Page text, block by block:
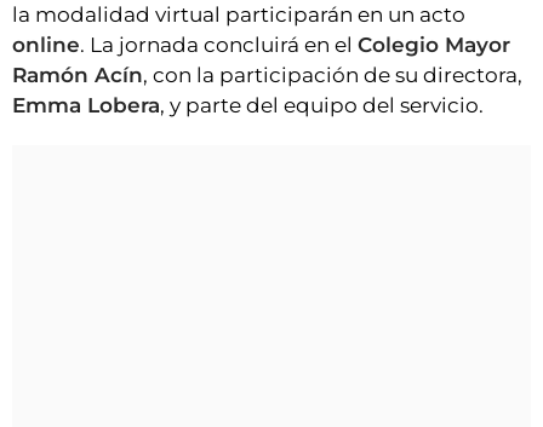
la modalidad virtual participarán en un acto
online. La jornada concluirá en el Colegio Mayor
Ramón Acín, con la participación de su directora,
Emma Lobera, y parte del equipo del servicio.